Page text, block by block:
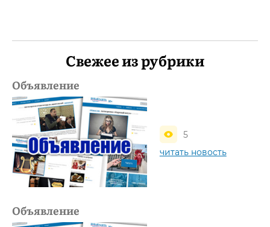
Свежее из рубрики
Объявление
5
читать новость
Объявление